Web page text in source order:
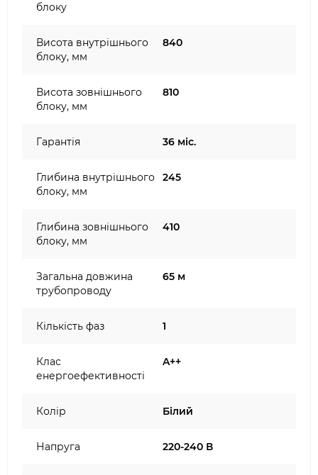
блоку
Висота внутрішнього
блоку, мм
840
Висота зовнішнього
блоку, мм
810
Гарантія 36 міс.
Глибина внутрішнього
блоку, мм
245
Глибина зовнішнього
блоку, мм
410
Загальна довжина
трубопроводу
65 м
Кількість фаз 1
Клас
енергоефективності
A++
Колір Білий
Напруга 220-240 В